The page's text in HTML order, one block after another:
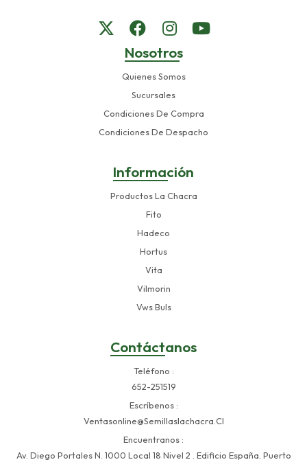
Nosotros
Quienes Somos
Sucursales
Condiciones De Compra
Condiciones De Despacho
Información
Productos La Chacra
Fito
Hadeco
Hortus
Vita
Vilmorin
Vws Buls
Contáctanos
Teléfono
652-251519
Escríbenos
Ventasonline@semillaslachacra.cl
Encuentranos
Av. Diego Portales N. 1000 Local 18 Nivel 2 . Edificio España. Puerto